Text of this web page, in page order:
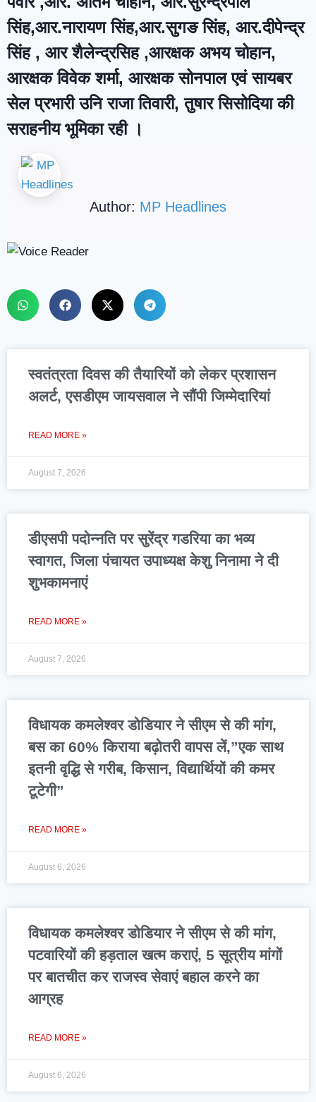
सिंह,आर.नारायण सिंह,आर.सुगङ सिंह, आर.दीपेन्द्र
सिंह , आर शैलेन्द्रसिह ,आरक्षक अभय चोहान,
आरक्षक विवेक शर्मा, आरक्षक सोनपाल एवं सायबर
सेल प्रभारी उनि राजा तिवारी, तुषार सिसोदिया की
सराहनीय भूमिका रही ।
Author: MP Headlines
स्वतंत्रता दिवस की तैयारियों को लेकर प्रशासन
अलर्ट, एसडीएम जायसवाल ने सौंपी जिम्मेदारियां
READ MORE »
August 7, 2026
डीएसपी पदोन्नति पर सुरेंद्र गडरिया का भव्य
स्वागत, जिला पंचायत उपाध्यक्ष केशु निनामा ने दी
शुभकामनाएं
READ MORE »
August 7, 2026
विधायक कमलेश्वर डोडियार ने सीएम से की मांग,
बस का 60% किराया बढ़ोतरी वापस लें,”एक साथ
इतनी वृद्धि से गरीब, किसान, विद्यार्थियों की कमर
टूटेगी”
READ MORE »
August 6, 2026
विधायक कमलेश्वर डोडियार ने सीएम से की मांग,
पटवारियों की हड़ताल खत्म कराएं, 5 सूत्रीय मांगों
पर बातचीत कर राजस्व सेवाएं बहाल करने का
आग्रह
READ MORE »
August 6, 2026